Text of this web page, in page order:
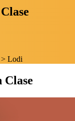
> Lodi
Clase